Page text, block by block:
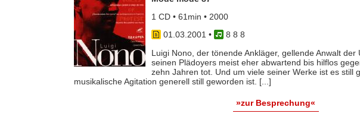
1 CD • 61min • 2000
01.03.2001 •
8 8 8
Luigi Nono, der tönende Ankläger, gellende Anwalt
seinen Plädoyers meist eher abwartend bis hilflos
zehn Jahren tot. Und um viele seiner Werke ist es still
musikalische Agitation generell still geworden ist. [...]
»zur Besprechung«